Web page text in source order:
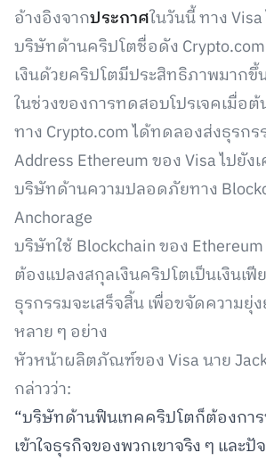
อ้างอิงจากประกาศในวันนี้ ทาง
บริษัทด้านคริปโตชื่อดัง Crypto.com
เงินด้วยคริปโตมีประสิทธิภาพมากขึ้
ในช่วงของการทดสอบโปรเจคเมื่อ
ทาง Crypto.com ได้ทดลองส่งธุรกร
Address Ethereum ของ Visa ไปยัง
บริษัทด้านความปลอดภัยทาง
Anchorage
บริษัทใช้ Blockchain ของ
ต้องแปลงสกุลเงินคริปโตเป็นเงินเ
ธุรกรรมจะเสร็จสิ้น เพื่อขจัดความยุ่
หลาย ๆ อย่าง
หัวหน้าผลิตภัณฑ์ของ Visa นาย
กล่าวว่า:
“บริษัทด้านฟินเทคคริปโตก็ต้องกา
เข้าใจธุรกิจของพวกเขาจริง ๆ และ